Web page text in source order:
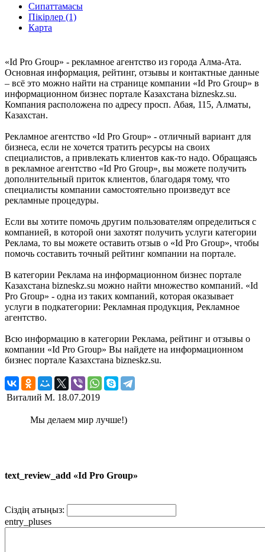
Сипаттамасы
Пікірлер (1)
Карта
«Id Pro Group» - рекламное агентство из города Алма-Ата.
Основная информация, рейтинг, отзывы и контактные данные
– всё это можно найти на странице компании «Id Pro Group» в
информационном бизнес портале Казахстана bizneskz.su.
Компания расположена по адресу просп. Абая, 115, Алматы,
Казахстан.
Рекламное агентство «Id Pro Group» - отличный вариант для
бизнеса, если не хочется тратить ресурсы на своих
специалистов, а привлекать клиентов как-то надо. Обращаясь
в рекламное агентство «Id Pro Group», вы можете получить
дополнительный приток клиентов, благодаря тому, что
специалисты компании самостоятельно произведут все
рекламные процедуры.
Если вы хотите помочь другим пользователям определиться с
компанией, в которой они захотят получить услуги категории
Реклама, то вы можете оставить отзыв о «Id Pro Group», чтобы
помочь составить точный рейтинг компании на портале.
В категории Реклама на информационном бизнес портале
Казахстана bizneskz.su можно найти множество компаний. «Id
Pro Group» - одна из таких компаний, которая оказывает
услуги в подкатегории: Рекламная продукция, Рекламное
агентство.
Всю информацию в категории Реклама, рейтинг и отзывы о
компании «Id Pro Group» Вы найдете на информационном
бизнес портале Казахстана bizneskz.su.
Виталий М. 18.07.2019
Мы делаем мир лучше!)
text_review_add «Id Pro Group»
Сіздің атыңыз:
entry_pluses